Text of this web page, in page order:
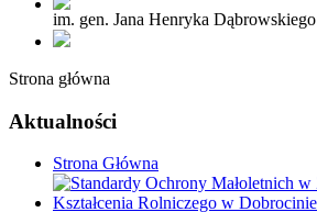
im. gen. Jana Henryka Dąbrowskiego
Strona główna
Aktualności
Strona Główna